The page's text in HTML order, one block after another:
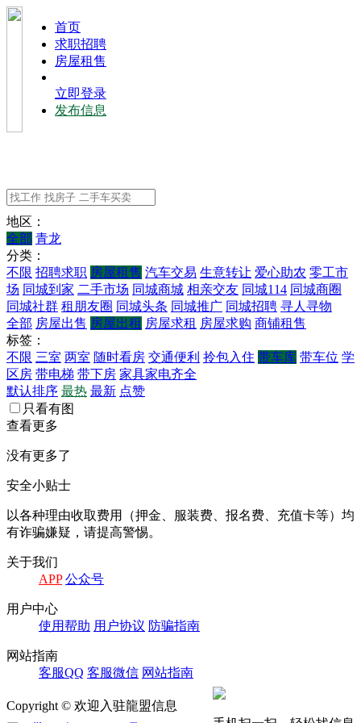
⾸⻚
求职招聘
房屋租售
立即登录
发布信息
地区：
全部 青龙
分类：
不限 招聘求职 房屋租售 汽车交易 生意转让 爱心助农 零工市
场 同城到家 二手市场 同城商城 相亲交友 同城114 同城商圈
同城社群 租朋友圈 同城头条 同城推广 同城招聘 寻人寻物
全部 房屋出售 房屋出租 房屋求租 房屋求购 商铺租售
标签：
不限 三室 两室 随时看房 交通便利 拎包入住 带车库 带车位 学
区房 带电梯 带下房 家具家电齐全
默认排序 最热 最新 点赞
只看有图
查看更多
没有更多了
安全小贴士
以各种理由收取费⽤（押⾦、服装费、报名费、充值卡等）均
有诈骗嫌疑，请提⾼警惕。
关于我们
APP 公众号
⽤户中⼼
使⽤帮助 ⽤户协议 防骗指南
⽹站指南
客服QQ 客服微信 ⽹站指南
Copyright © 欢迎入驻龍盟信息